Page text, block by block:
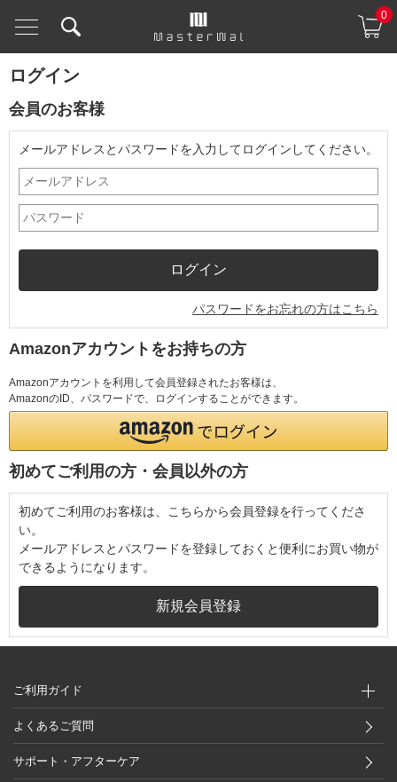
0
ログイン
会員のお客様
メールアドレスとパスワードを入力してログインしてください。
パスワードをお忘れの方はこちら
Amazonアカウントをお持ちの方
Amazonアカウントを利用して会員登録されたお客様は、
AmazonのID、パスワードで、ログインすることができます。
初めてご利用の方・会員以外の方
初めてご利用のお客様は、こちらから会員登録を行ってくださ
い。
メールアドレスとパスワードを登録しておくと便利にお買い物が
できるようになります。
ご利用ガイド
よくあるご質問
サポート・アフターケア